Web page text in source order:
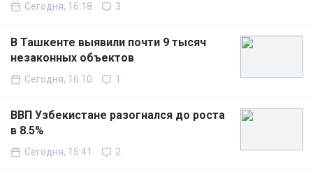
Сегодня, 16:18 3
В Ташкенте выявили почти 9 тысяч
незаконных объектов
Сегодня, 16:10 1
ВВП Узбекистане разогнался до роста
в 8.5%
Сегодня, 15:41 2